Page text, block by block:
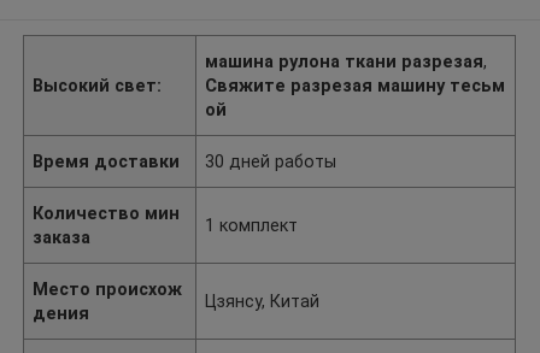
Высокий свет:
машина рулона ткани разрезая,
Свяжите разрезая машину тесьм
ой
Время доставки 30 дней работы
Количество мин
заказа
1 комплект
Место происхож
дения
Цзянсу, Китай